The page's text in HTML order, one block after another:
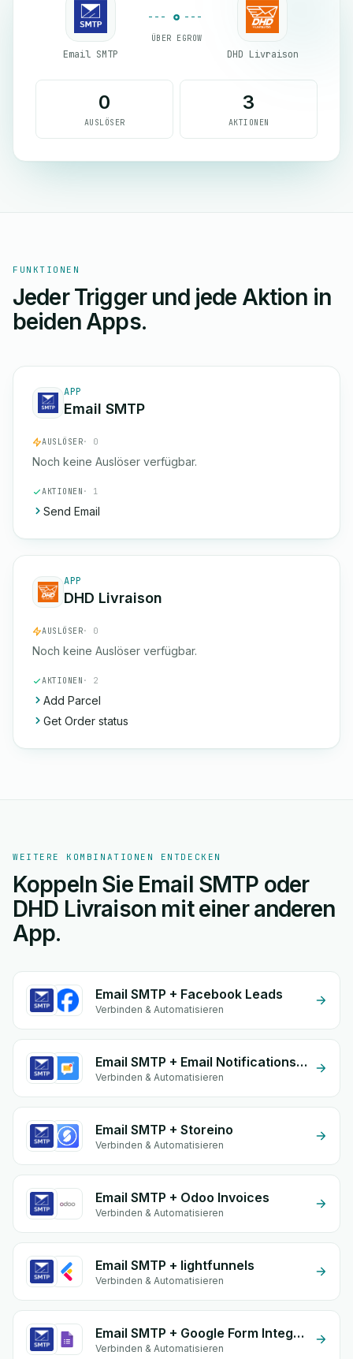
Email SMTP
ÜBER EGROW
DHD Livraison
0
AUSLÖSER
3
AKTIONEN
FUNKTIONEN
Jeder Trigger und jede Aktion in
beiden Apps.
APP
Email SMTP
AUSLÖSER· 0
Noch keine Auslöser verfügbar.
AKTIONEN · 1
Send Email
APP
DHD Livraison
AUSLÖSER· 0
Noch keine Auslöser verfügbar.
AKTIONEN · 2
Add Parcel
Get Order status
WEITERE KOMBINATIONEN ENTDECKEN
Koppeln Sie Email SMTP oder
DHD Livraison mit einer anderen
App.
Email SMTP + Facebook Leads
Verbinden & Automatisieren
Email SMTP + Email Notifications by eGrow
Verbinden & Automatisieren
Email SMTP + Storeino
Verbinden & Automatisieren
Email SMTP + Odoo Invoices
Verbinden & Automatisieren
Email SMTP + lightfunnels
Verbinden & Automatisieren
Email SMTP + Google Form Integration
Verbinden & Automatisieren